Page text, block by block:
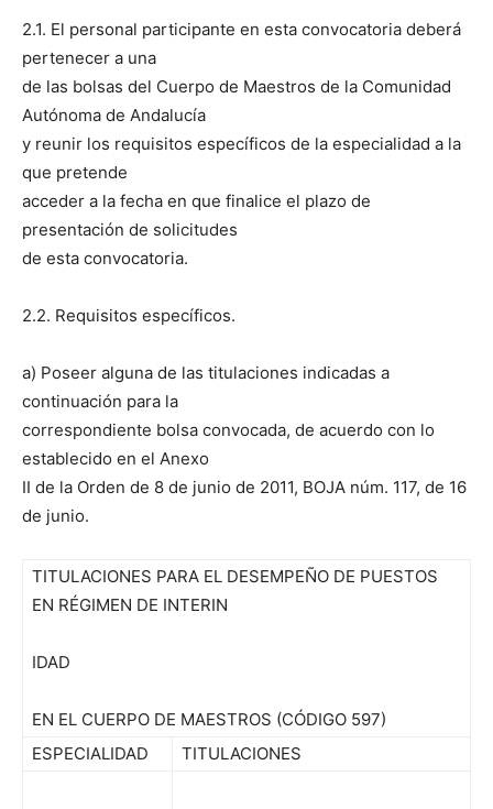
2.1. El personal participante en esta convocatoria deberá
pertenecer a una
de las bolsas del Cuerpo de Maestros de la Comunidad
Autónoma de Andalucía
y reunir los requisitos específicos de la especialidad a la
que pretende
acceder a la fecha en que finalice el plazo de
presentación de solicitudes
de esta convocatoria.
2.2. Requisitos específicos.
a) Poseer alguna de las titulaciones indicadas a
continuación para la
correspondiente bolsa convocada, de acuerdo con lo
establecido en el Anexo
II de la Orden de 8 de junio de 2011, BOJA núm. 117, de 16
de junio.
TITULACIONES PARA EL DESEMPEÑO DE PUESTOS
EN RÉGIMEN DE INTERIN
IDAD
EN EL CUERPO DE MAESTROS (CÓDIGO 597)
ESPECIALIDAD
TITULACIONES